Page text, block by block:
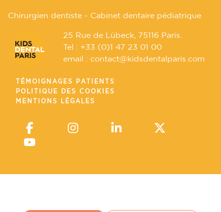
Chirurgien dentiste - Cabinet dentaire pédiatrique
25 Rue de Lübeck, 75116 Paris.
Tel : +33 (0)1 47 23 01 00
email : contact@kidsdentalparis.com
TÉMOIGNAGES PATIENTS
POLITIQUE DES COOKIES
MENTIONS LÉGALES